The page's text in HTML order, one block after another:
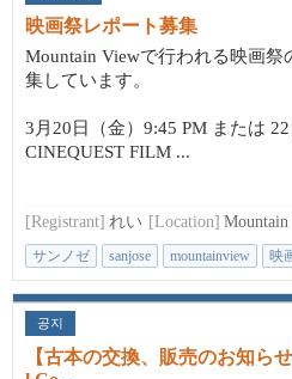
映画祭レポート募集
Mountain Viewで行われる映画
集しています。
3月20日（金）9:45 PM または
CINEQUEST FILM ...
[Registrant] れい [Location]
サンノゼ sanjose mountainview 映
공지
【古本の交換、販売のお知ら